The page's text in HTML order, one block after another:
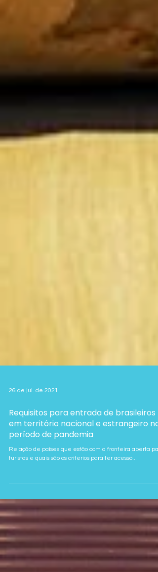
Requisitos para entrada de brasileiros
em território nacional e estrangeiro no
período de pandemia
Relação de países que estão com a fronteira aberta